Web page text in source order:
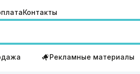
Контакты
Рекламные материалы